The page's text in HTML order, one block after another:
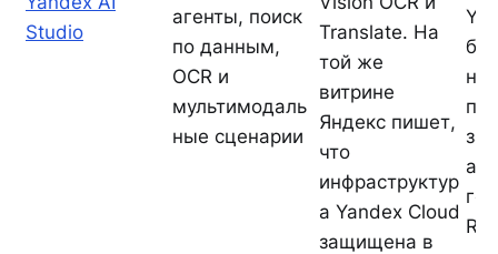
Studio
агенты, поиск
по данным,
OCR и
мультимодаль
ные сценарии
Translate. На
той же
витрине
Яндекс пишет,
что
инфраструктур
а Yandex Cloud
защищена в